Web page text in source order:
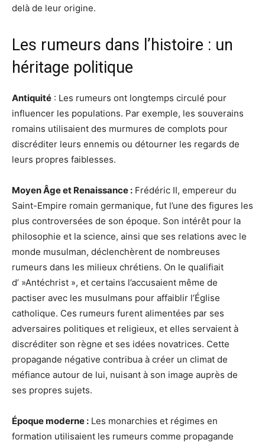
delà de leur origine.
Les rumeurs dans l’histoire : un
héritage politique
Antiquité : Les rumeurs ont longtemps circulé pour
influencer les populations. Par exemple, les souverains
romains utilisaient des murmures de complots pour
discréditer leurs ennemis ou détourner les regards de
leurs propres faiblesses.
Moyen Âge et Renaissance : Frédéric II, empereur du
Saint-Empire romain germanique, fut l’une des figures les
plus controversées de son époque. Son intérêt pour la
philosophie et la science, ainsi que ses relations avec le
monde musulman, déclenchèrent de nombreuses
rumeurs dans les milieux chrétiens. On le qualifiait
d’ »Antéchrist », et certains l’accusaient même de
pactiser avec les musulmans pour affaiblir l’Église
catholique. Ces rumeurs furent alimentées par ses
adversaires politiques et religieux, et elles servaient à
discréditer son règne et ses idées novatrices. Cette
propagande négative contribua à créer un climat de
méfiance autour de lui, nuisant à son image auprès de
ses propres sujets.
Époque moderne : Les monarchies et régimes en
formation utilisaient les rumeurs comme propagande